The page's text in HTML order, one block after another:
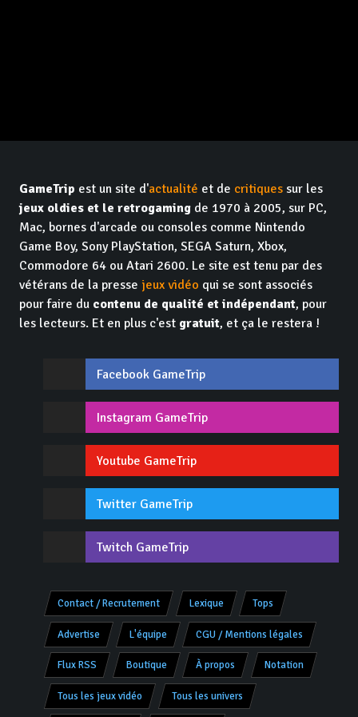
GameTrip est un site d'actualité et de critiques sur les
jeux oldies et le retrogaming de 1970 à 2005, sur PC,
Mac, bornes d'arcade ou consoles comme Nintendo
Game Boy, Sony PlayStation, SEGA Saturn, Xbox,
Commodore 64 ou Atari 2600. Le site est tenu par des
vétérans de la presse jeux vidéo qui se sont associés
pour faire du contenu de qualité et indépendant, pour
les lecteurs. Et en plus c'est gratuit, et ça le restera !
Facebook GameTrip
Instagram GameTrip
Youtube GameTrip
Twitter GameTrip
Twitch GameTrip
Contact / Recrutement Lexique Tops
Advertise L'équipe CGU / Mentions légales
Flux RSS Boutique À propos Notation
Tous les jeux vidéo Tous les univers